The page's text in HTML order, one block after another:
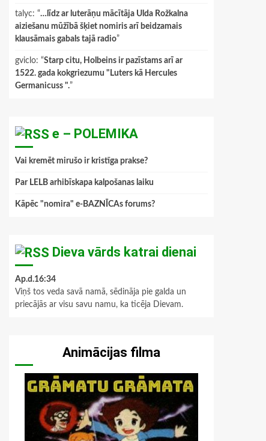
talyc: “…līdz ar luterāņu mācītāja Ulda Rožkalna
aiziešanu mūžībā šķiet nomiris arī beidzamais
klausāmais gabals tajā radio”
gviclo: “Starp citu, Holbeins ir pazīstams arī ar
1522. gada kokgriezumu "Luters kā Hercules
Germanicuss ".”
e – POLEMIKA
Vai kremēt mirušo ir kristīga prakse?
Par LELB arhibīskapa kalpošanas laiku
Kāpēc "nomira" e-BAZNĪCAs forums?
Dieva vārds katrai dienai
Ap.d.16:34
Viņš tos veda savā namā, sēdināja pie galda un
priecājās ar visu savu namu, ka ticēja Dievam.
Animācijas filma